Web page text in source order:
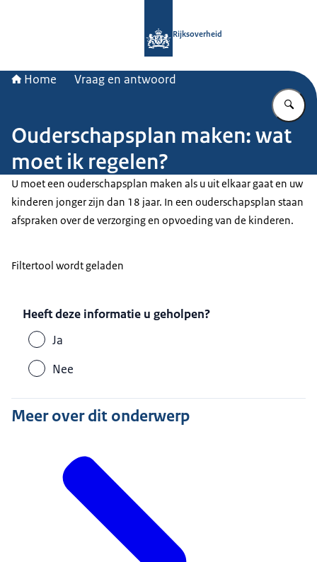
Rijksoverheid
Home Vraag en antwoord
Ouderschapsplan maken: wat
moet ik regelen?
U moet een ouderschapsplan maken als u uit elkaar gaat en uw
kinderen jonger zijn dan 18 jaar. In een ouderschapsplan staan
afspraken over de verzorging en opvoeding van de kinderen.
Filtertool wordt geladen
Heeft deze informatie u geholpen?
Ja
Nee
Meer over dit onderwerp